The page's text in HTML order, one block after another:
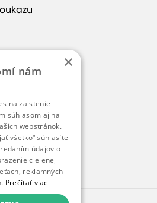
viac
výšky približne 300 metrov
výhľad na Vysoké Tatry,
aký ste nikdy predtým
adrenalínovému zážitku
štíta
plies a dolín.
×
nám
na zaistenie
súhlasom aj na
webstránok.
všetko“ súhlasíte
údajov o
cielenej
reklamných
Prečítať viac